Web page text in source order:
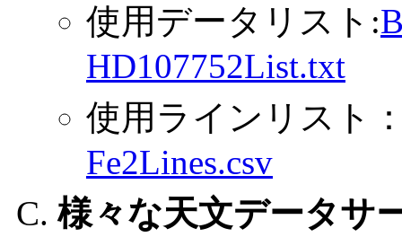
使用データリスト:
HD107752List.txt
使用ラインリスト
Fe2Lines.csv
様々な天文データサ